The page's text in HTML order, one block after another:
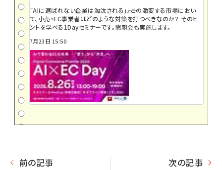
「AIに選ばれない企業は淘汰される」――。この激変する市場におい
て、小売・EC事業者はどのような対策を打つべきなのか？ そのヒ
ントを学べる1Dayセミナーです。懇親会も実施します。
7月23日 15:50
前の記事 次の記事